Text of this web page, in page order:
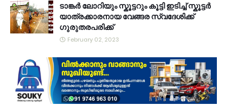
ടാങ്കർ ലോറിയും സ്കൂട്ടറും കൂട്ടി ഇടിച്ച് സ്കൂട്ടർ
യാത്രക്കാരനായ വേങ്ങര സ്വദേശിക്ക്
ഗുരുതരപരിക്ക്
February 02, 2023